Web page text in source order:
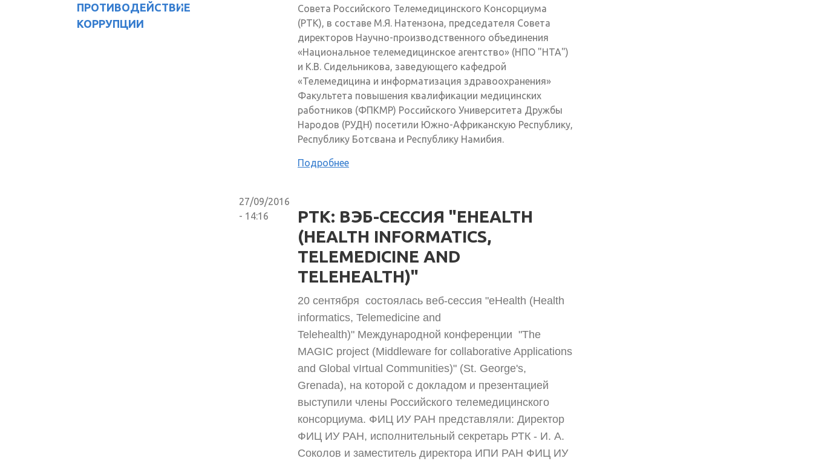
ПРОТИВОДЕЙСТВИЕ
КОРРУПЦИИ
Совета Российского Телемедицинского Консорциума
(РТК), в составе М.Я. Натензона, председателя Совета
директоров Научно-производственного объединения
«Национальное телемедицинское агентство» (НПО "НТА")
и К.В. Сидельникова, заведующего кафедрой
«Телемедицина и информатизация здравоохранения»
Факультета повышения квалификации медицинских
работников (ФПКМР) Российского Университета Дружбы
Народов (РУДН) посетили Южно-Африканскую Республику,
Республику Ботсвана и Республику Намибия.
Подробнее
27/09/2016
- 14:16
РТК: ВЭБ-СЕССИЯ "EHEALTH
(HEALTH INFORMATICS,
TELEMEDICINE AND
TELEHEALTH)"
20 сентября состоялась веб-сессия "eHealth (Health
informatics, Telemedicine and
Telehealth)" Международной конференции "The
MAGIC project (Middleware for collaborative Applications
and Global vIrtual Communities)" (St. George's,
Grenada), на которой с докладом и презентацией
выступили члены Российского телемедицинского
консорциума. ФИЦ ИУ РАН представляли: Директор
ФИЦ ИУ РАН, исполнительный секретарь РТК - И. А.
Соколов и заместитель директора ИПИ РАН ФИЦ ИУ